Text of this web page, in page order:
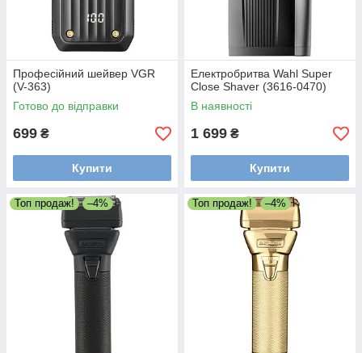
Професійний шейвер VGR
(V-363)
Готово до відправки
699 ₴
Купити
Електробритва Wahl Super
Close Shaver (3616-0470)
В наявності
1 699 ₴
Купити
Топ продаж! –4% Топ продаж! –4%